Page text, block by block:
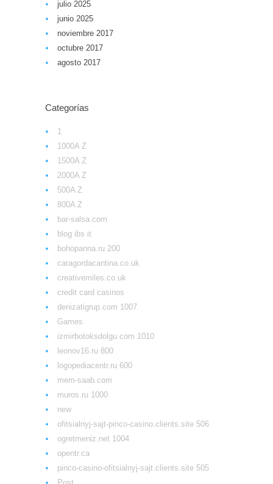
julio 2025
junio 2025
noviembre 2017
octubre 2017
agosto 2017
Categorías
1
1000A Z
1500A Z
2000A Z
500A Z
800A Z
bar-salsa.com
blog ibs it
bohopanna.ru 200
caragordacantina.co.uk
creativemiles.co.uk
credit card casinos
denizatigrup.com 1007
Games
izmirbotoksdolgu.com 1010
leonov16.ru 800
logopediacentr.ru 600
mem-saab.com
muros.ru 1000
new
ofitsialnyj-sajt-pinco-casino.clients.site 506
ogretmeniz.net 1004
opentr.ca
pinco-casino-ofitsialnyj-sajt.clients.site 505